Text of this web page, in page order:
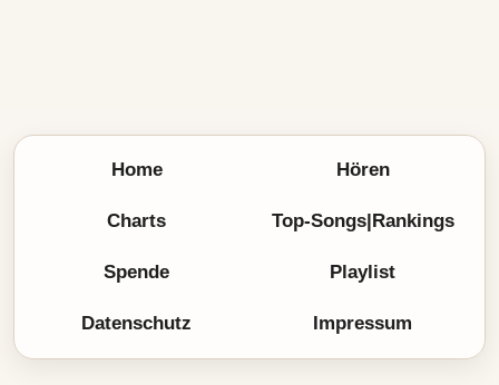
Home Hören
Charts Top-Songs|Rankings
Spende Playlist
Datenschutz Impressum